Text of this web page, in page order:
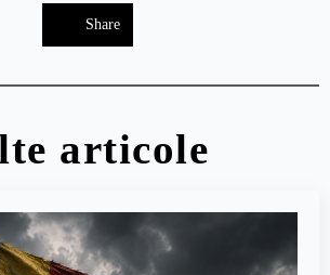
Share
articole